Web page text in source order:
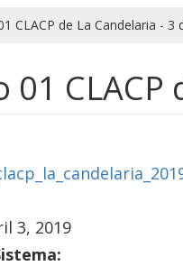
CLACP de La Candelaria - 3
01
3, 2019